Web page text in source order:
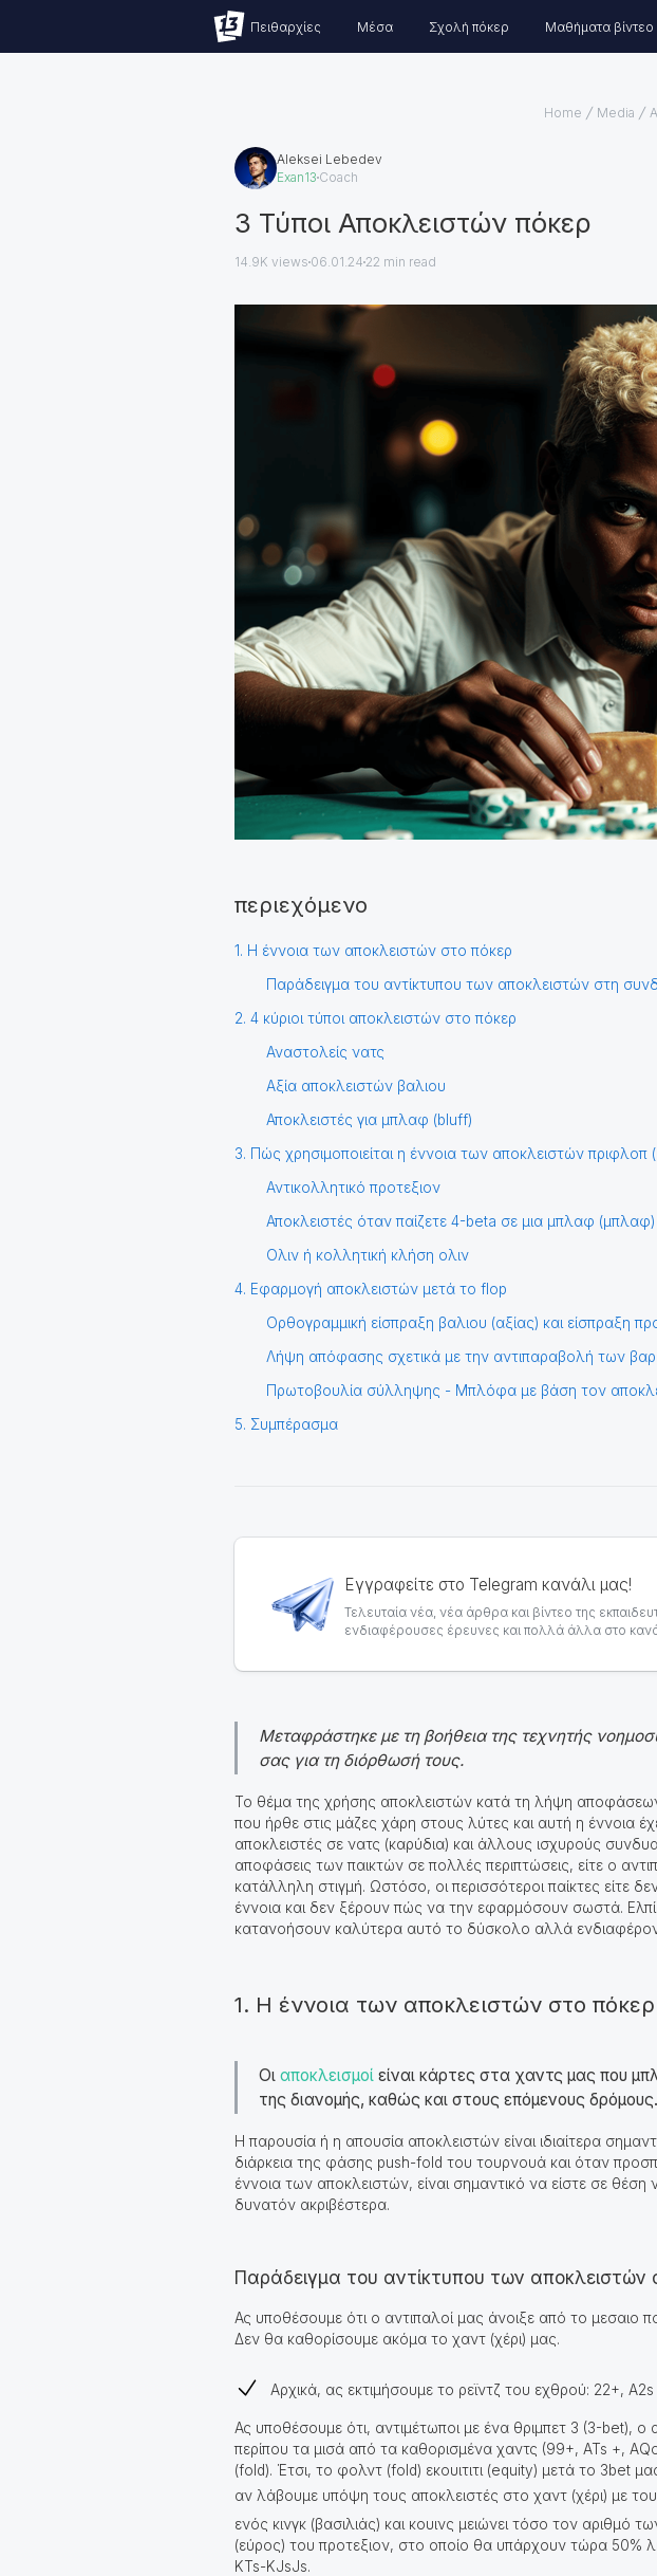
Πειθαρχίες Μέσα Σχολή πόκερ Μαθήματα βίντεο
Home Media
Aleksei Lebedev
Exan13 Coach
3 Τύποι Αποκλειστών πόκερ
14.9K views 06.01.24 22 min read
περιεχόμενο
1. Η έννοια των αποκλειστών στο πόκερ
Παράδειγμα του αντίκτυπου των αποκλειστών στη
2. 4 κύριοι τύποι αποκλειστών στο πόκερ
Αναστολείς νατς
Αξία αποκλειστών βαλιου
Αποκλειστές για μπλαφ (bluff)
3. Πώς χρησιμοποιείται η έννοια των αποκλειστών πριφλοπ
Αντικολλητικό προτεξιον
Αποκλειστές όταν παίζετε 4-beta σε μια μπλαφ
Ολιν ή κολλητική κλήση ολιν
4. Εφαρμογή αποκλειστών μετά το flop
Ορθογραμμική είσπραξη βαλιου (αξίας) και είσπραξη
Λήψη απόφασης σχετικά με την αντιπαραβολή των
Πρωτοβουλία σύλληψης - Μπλόφα με βάση τον
5. Συμπέρασμα
Εγγραφείτε στο Telegram κανάλι μας!
Τελευταία νέα, νέα άρθρα και βίντεο της
ενδιαφέρουσες έρευνες και πολλά άλλα στο
Μεταφράστηκε με τη βοήθεια της τεχνητής
σας για τη διόρθωσή τους.
Το θέμα της χρήσης αποκλειστών κατά τη λήψη αποφάσεων
που ήρθε στις μάζες χάρη στους λύτες και αυτή η έννοια
αποκλειστές σε νατς (καρύδια) και άλλους ισχυρούς
αποφάσεις των παικτών σε πολλές περιπτώσεις, είτε ο
κατάλληλη στιγμή. Ωστόσο, οι περισσότεροι παίκτες είτε
έννοια και δεν ξέρουν πώς να την εφαρμόσουν σωστά.
κατανοήσουν καλύτερα αυτό το δύσκολο αλλά
1. Η έννοια των αποκλειστών στο πόκερ
Οι αποκλεισμοί είναι κάρτες στα χαντς μας που
της διανομής, καθώς και στους επόμενους δρόμους.
Η παρουσία ή η απουσία αποκλειστών είναι ιδιαίτερα
διάρκεια της φάσης push-fold του τουρνουά και όταν
έννοια των αποκλειστών, είναι σημαντικό να είστε σε θέση
δυνατόν ακριβέστερα.
Παράδειγμα του αντίκτυπου των αποκλειστών
Ας υποθέσουμε ότι ο αντιπαλοί μας άνοιξε από το μεσαιο
Δεν θα καθορίσουμε ακόμα το χαντ (χέρι) μας.
Αρχικά, ας εκτιμήσουμε το ρεϊντζ του εχθρού: 22+,
Ας υποθέσουμε ότι, αντιμέτωποι με ένα θριμπετ 3 (3-bet), ο
περίπου τα μισά από τα καθορισμένα χαντς (99+, ATs +,
(fold). Έτσι, το φολντ (fold) εκουιτιτι (equity) μετά το 3bet
αν λάβουμε υπόψη τους αποκλειστές στο χαντ (χέρι) με
ενός κινγκ (βασιλιάς) και κουινς μειώνει τόσο τον αριθμό
(εύρος) του προτεξιον, στο οποίο θα υπάρχουν τώρα 50%
KTs-KJsJs.